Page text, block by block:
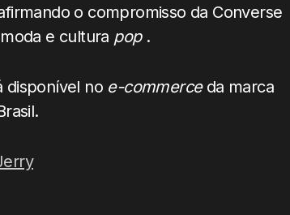
o compromisso da Converse
e cultura pop.
disponível no e-commerceda marca